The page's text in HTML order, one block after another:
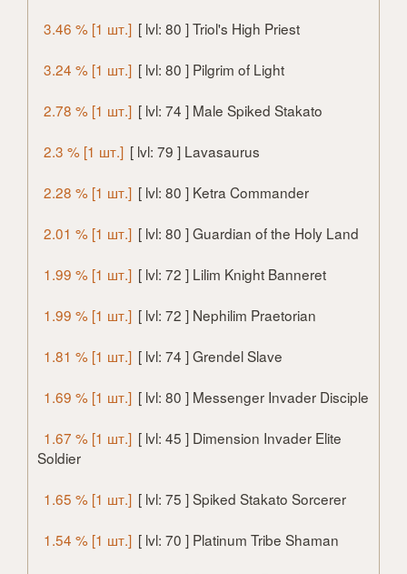
3.46 % [1 шт.] [ lvl: 80 ] Triol's High Priest
3.24 % [1 шт.] [ lvl: 80 ] Pilgrim of Light
2.78 % [1 шт.] [ lvl: 74 ] Male Spiked Stakato
2.3 % [1 шт.] [ lvl: 79 ] Lavasaurus
2.28 % [1 шт.] [ lvl: 80 ] Ketra Commander
2.01 % [1 шт.] [ lvl: 80 ] Guardian of the Holy Land
1.99 % [1 шт.] [ lvl: 72 ] Lilim Knight Banneret
1.99 % [1 шт.] [ lvl: 72 ] Nephilim Praetorian
1.81 % [1 шт.] [ lvl: 74 ] Grendel Slave
1.69 % [1 шт.] [ lvl: 80 ] Messenger Invader Disciple
1.67 % [1 шт.] [ lvl: 45 ] Dimension Invader Elite
Soldier
1.65 % [1 шт.] [ lvl: 75 ] Spiked Stakato Sorcerer
1.54 % [1 шт.] [ lvl: 70 ] Platinum Tribe Shaman